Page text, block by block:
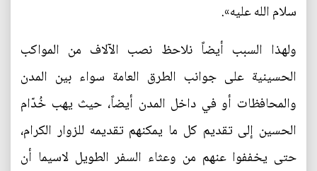
سلام الله عليه».
ولهذا السبب أيضاً نلاحظ نصب الآلاف من المواكب
الحسينية على جوانب الطرق العامة سواء بين المدن
والمحافظات أو في داخل المدن أيضاً، حيث يهب خُدّام
الحسين إلى تقديم كل ما يمكنهم تقديمه للزوار الكرام،
حتى يخففوا عنهم من وعثاء السفر الطويل لاسيما أن